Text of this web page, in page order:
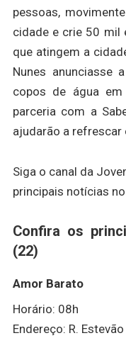
pessoas,
cidade e crie 50 mil
que atingem a
Nunes anunciasse
copos de água
parceria com a
ajudarão a refrescar
Siga o canal da
principais notícias
Confira os
(22)
Amor Barato
Horário: 08h
Endereço: R.